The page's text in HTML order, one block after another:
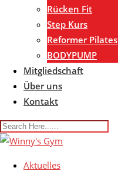
Rücken Fit
Step Kurs
Reformer Pilates
BODYPUMP
Mitgliedschaft
Über uns
Kontakt
Aktuelles